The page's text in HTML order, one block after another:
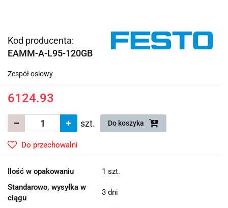
Kod producenta:
EAMM-A-L95-120GB
Zespół osiowy
6124.93
szt. Do koszyka
Do przechowalni
Ilość w opakowaniu
1 szt.
Standarowo, wysyłka w
ciągu
3 dni